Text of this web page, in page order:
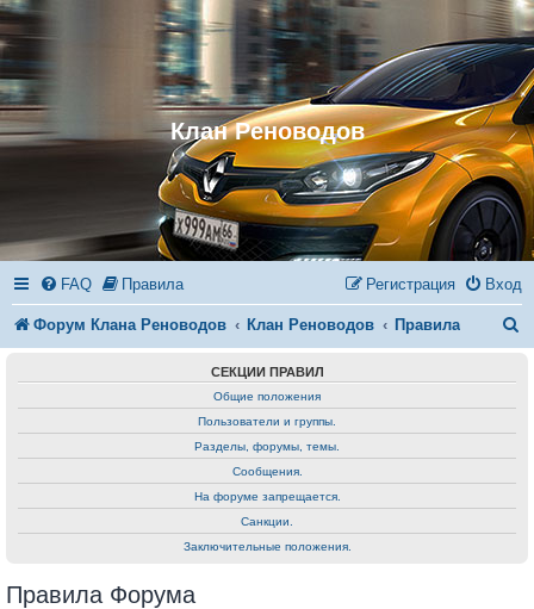
Клан Реноводов
FAQ Правила Вход
Регистрация
Форум Клана Реноводов Клан Реноводов Правила
СЕКЦИИ ПРАВИЛ
Общие положения
Пользователи и группы.
Разделы, форумы, темы.
Сообщения.
На форуме запрещается.
Санкции.
Заключительные положения.
Правила Форума